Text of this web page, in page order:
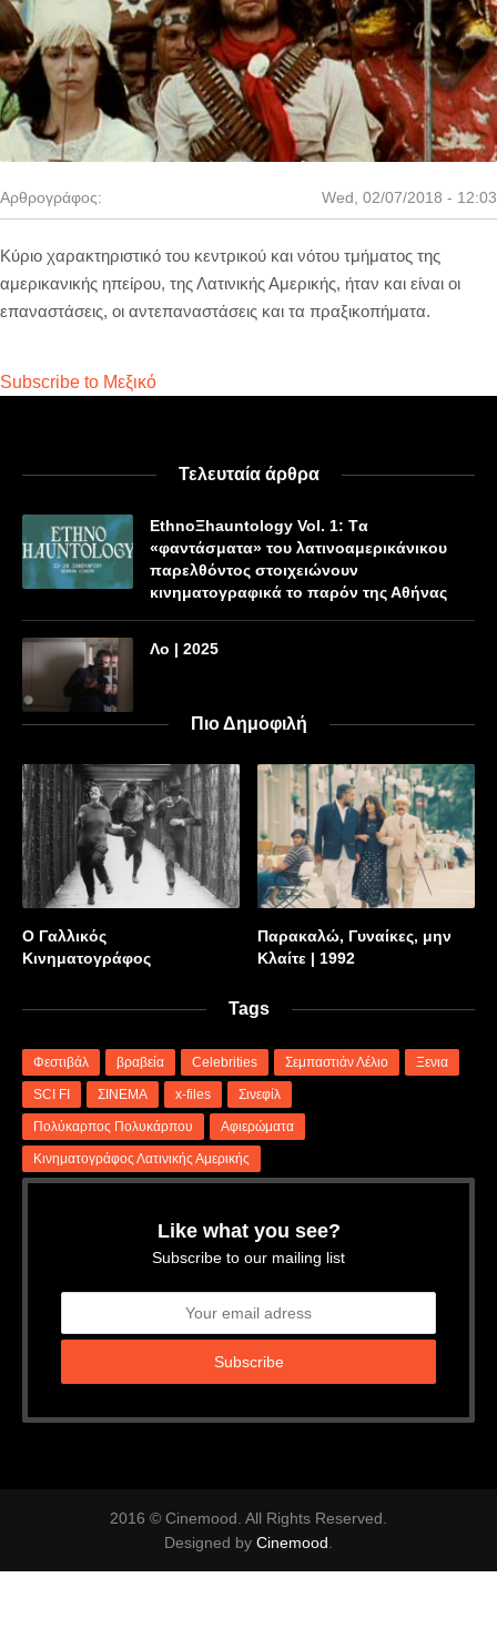
Αρθρογράφος: Wed, 02/07/2018 - 12:03
Κύριο χαρακτηριστικό του κεντρικού και νότου τμήματος της
αμερικανικής ηπείρου, της Λατινικής Αμερικής, ήταν και είναι οι
επαναστάσεις, οι αντεπαναστάσεις και τα πραξικοπήματα.
Subscribe to Μεξικό
Τελευταία άρθρα
EthnoΞhauntology Vol. 1: Tα
«φαντάσματα» του λατινοαμερικάνικου
παρελθόντος στοιχειώνουν
κινηματογραφικά το παρόν της Αθήνας
Λο | 2025
Πιο Δημοφιλή
Ο Γαλλικός
Κινηματογράφος
Παρακαλώ, Γυναίκες, μην
Κλαίτε | 1992
Tags
Φεστιβάλ βραβεία Celebrities Σεμπαστιάν Λέλιο Ξενια
SCI FI ΣΙΝΕΜΑ x-files Σινεφίλ
Πολύκαρπος Πολυκάρπου Αφιερώματα
Κινηματογράφος Λατινικής Αμερικής
Like what you see?
Subscribe to our mailing list
2016 © Cinemood. All Rights Reserved.
Designed by Cinemood.